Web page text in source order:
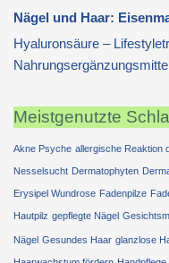
Nägel und Haar:
Hyaluronsäure –
Meistgenutzte
Akne Psyche allergische Reaktion
Nesselsucht Dermatophyten
Erysipel Wundrose Fadenpilze
Hautpilz gepflegte Nägel
Nägel Gesundes Haar glanzlose